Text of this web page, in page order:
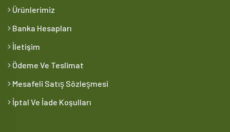
Ürünlerimiz
Banka Hesapları
İletişim
Ödeme Ve Teslimat
Mesafeli Satış Sözleşmesi
İptal Ve İade Koşulları